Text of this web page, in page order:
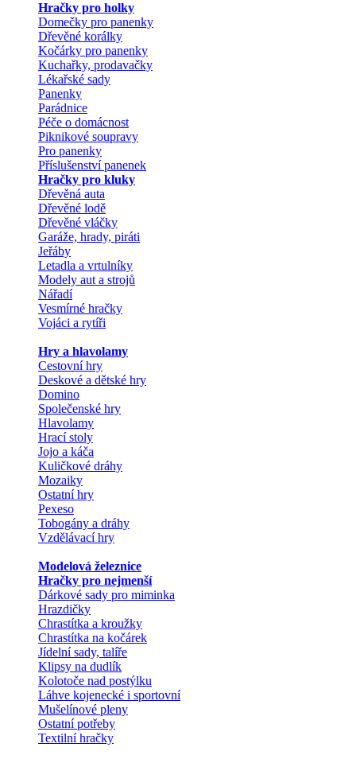
Hračky pro holky
Domečky pro panenky
Dřevěné korálky
Kočárky pro panenky
Kuchařky, prodavačky
Lékařské sady
Panenky
Parádnice
Péče o domácnost
Piknikové soupravy
Pro panenky
Příslušenství panenek
Hračky pro kluky
Dřevěná auta
Dřevěné lodě
Dřevěné vláčky
Garáže, hrady, piráti
Jeřáby
Letadla a vrtulníky
Modely aut a strojů
Nářadí
Vesmírné hračky
Vojáci a rytíři
Hry a hlavolamy
Cestovní hry
Deskové a dětské hry
Domino
Společenské hry
Hlavolamy
Hrací stoly
Jojo a káča
Kuličkové dráhy
Mozaiky
Ostatní hry
Pexeso
Tobogány a dráhy
Vzdělávací hry
Modelová železnice
Hračky pro nejmenší
Dárkové sady pro miminka
Hrazdičky
Chrastítka a kroužky
Chrastítka na kočárek
Jídelní sady, talíře
Klipsy na dudlík
Kolotoče nad postýlku
Láhve kojenecké i sportovní
Mušelínové pleny
Ostatní potřeby
Textilní hračky